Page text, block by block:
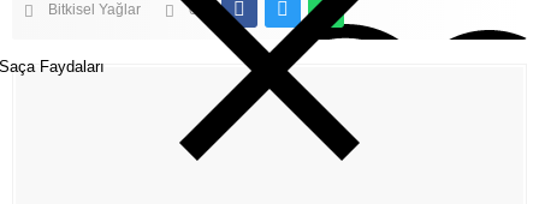
Bitkisel Yağlar 0